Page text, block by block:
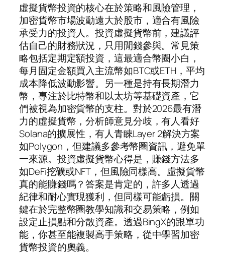
虛擬貨幣投資的核心在於策略和風險管理，
加密貨幣市場波動遠大於股市，適合有風險
承受力的投資人。投資虛擬貨幣前，建議評
估自己的財務狀況，只用閒錢參與。常見策
略包括定期定額投資，這最適合幣圈小白，
每月固定金額買入主流幣如BTC或ETH，平均
成本降低波動影響。另一種是持有長期潛力
幣，專注於比特幣和以太坊等基礎資產，它
們被視為加密貨幣的支柱。對於2026最有潛
力的虛擬貨幣，分析師意見分歧，有人看好
Solana的擴展性，有人青睞Layer 2解決方案
如Polygon，但建議多參考幣圈資訊，避免單
一來源。投資虛擬貨幣心得是，賺錢方法多
如DeFi挖礦或NFT，但風險同樣高。虛擬貨幣
真的能賺錢嗎？答案是肯定的，許多人透過
紀律和耐心實現獲利，但同樣可能虧損。關
鍵在於完整幣圈教學知識和交易策略，例如
設定止損點和分散資產。透過BingX的跟單功
能，你甚至能複製高手策略，從中學習加密
貨幣投資的奧義。